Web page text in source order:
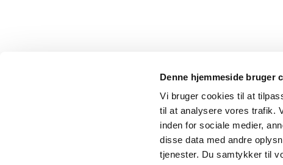
Denne hjemmeside bruger
Vi bruger cookies til at
til at analysere vores trafik.
inden for sociale medier,
disse data med andre
tjenester. Du samtykker til